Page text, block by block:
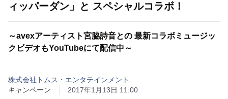
ィッパーダン」と スペシャルコラボ！
～avexアーティスト宮脇詩音との 最新コラボミュージッ
クビデオもYouTubeにて配信中～
株式会社トムス・エンタテインメント
キャンペーン
2017年1月13日 11:00